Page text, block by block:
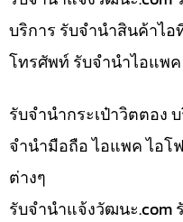
บริการ รับจำนำสินค้าไ
โทรศัพท์ รับจำนำไอแพ
รับจำนำกระเป๋าวิตตอง
จำนำมือถือ ไอแพค ไอโ
ต่างๆ
รับจํานําแจ้งวัฒนะ.com